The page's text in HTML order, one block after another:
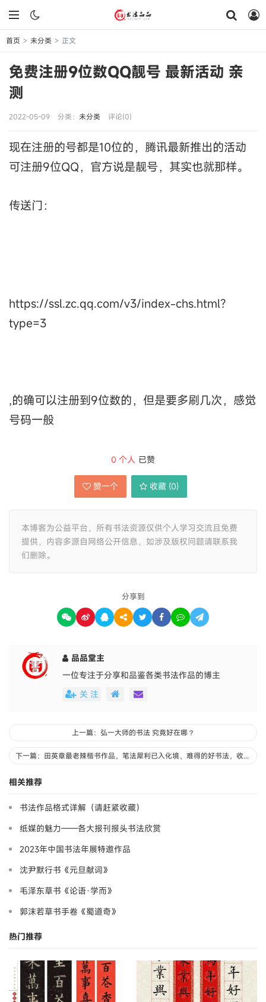
首页 > 未分类 > 正文
免费注册9位数QQ靓号 最新活动 亲
测
2022-05-09 分类： 未分类 评论(0)
现在注册的号都是10位的，腾讯最新推出的活动
可注册9位QQ，官方说是靓号，其实也就那样。
传送门：
https://ssl.zc.qq.com/v3/index-chs.html?
type=3
,的确可以注册到9位数的，但是要多刷几次，感觉
号码一般
0 个人 已赞
赞一个 收藏 (0)
本博客为公益平台，所有书法资源仅供个人学习交流且免费
提供，内容多源自网络公开信息，如涉及版权问题请联系我
们删除。
分享到
品品堂主
一位专注于分享和品鉴各类书法作品的博主
关 注
上一篇：弘一大师的书法 究竟好在哪？
下一篇：田英章最老辣楷书作品，笔法犀利已入化境，难得的好书法，收藏了
相关推荐
书法作品格式详解（请赶紧收藏）
纸媒的魅力——各大报刊报头书法欣赏
2023年中国书法年展特邀作品
沈尹默行书《元旦献词》
毛泽东草书《论语·学而》
郭沫若草书手卷《蜀道奇》
热门推荐